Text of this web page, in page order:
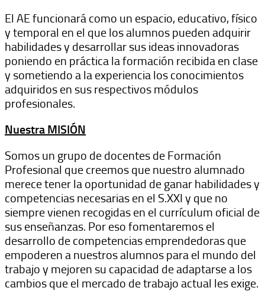
El AE funcionará como un espacio, educativo, físico
y temporal en el que los alumnos pueden adquirir
habilidades y desarrollar sus ideas innovadoras
poniendo en práctica la formación recibida en clase
y sometiendo a la experiencia los conocimientos
adquiridos en sus respectivos módulos
profesionales.
Nuestra MISIÓN
Somos un grupo de docentes de Formación
Profesional que creemos que nuestro alumnado
merece tener la oportunidad de ganar habilidades y
competencias necesarias en el S.XXI y que no
siempre vienen recogidas en el currículum oficial de
sus enseñanzas. Por eso fomentaremos el
desarrollo de competencias emprendedoras que
empoderen a nuestros alumnos para el mundo del
trabajo y mejoren su capacidad de adaptarse a los
cambios que el mercado de trabajo actual les exige.